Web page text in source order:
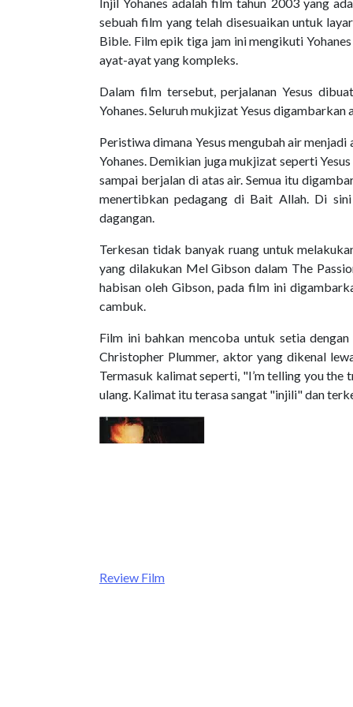
sebuah film yang telah disesuaikan untuk
Bible. Film epik tiga jam ini mengikuti
ayat-ayat yang kompleks.
Dalam film tersebut, perjalanan Yesus
Yohanes. Seluruh mukjizat Yesus digambarkan
Peristiwa dimana Yesus mengubah air
Yohanes. Demikian juga mukjizat seperti
sampai berjalan di atas air. Semua itu
menertibkan pedagang di Bait Allah. Di
dagangan.
Terkesan tidak banyak ruang untuk
yang dilakukan Mel Gibson dalam The
habisan oleh Gibson, pada film ini
cambuk.
Film ini bahkan mencoba untuk setia
Christopher Plummer, aktor yang dikenal
Termasuk kalimat seperti, "I’m telling you the
ulang. Kalimat itu terasa sangat "injili" dan
Review Film